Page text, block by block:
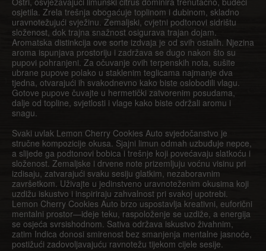
osjetila. Zrela trešnja obogaćuje toplinom i dubinom, skladno
uravnotežujući svježinu. Zemaljski, cvjetni podtonovi sidrištu
složenost, dok trajna snažnost osigurava trajan dojam.
Aromatska distinkcija ove sorte izdvaja je od svih ostalih. Njezina
aroma ispunjava prostoriju i zadržava se dugo nakon što su
pupovi pohranjeni. Za očuvanje ovih terpenskih nota, sušite
ubrane pupove polako u staklenim teglicama najmanje dva
tjedna, otvarajući ih svakodnevno kako biste oslobodili vlagu.
Gotove pupove čuvajte u hermetički zatvorenim posudama,
dalje od topline, svjetlosti i vlage kako biste održali aromu i
snagu.
Svaki uvlak Lemon Cherry Cookies Auto svjedočanstvo je
stručne kompozicije okusa. Sjajni limun odmah uzbuđuje nepce,
a slijede ga podtonovi bobica i trešnje koji povećavaju slatkoću i
složenost. Zemaljske i drvene note prizemljuju voćnu visinu pri
izdisaju, zatvarajući svaku sesiju glatkim, nezaboravnim
završetkom. Uživajte u jedinstveno uravnoteženim okusima koji
uzdižu iskustvo i inspiriraju zahvalnost pri svakoj upotrebi.
Lemon Cherry Cookies Auto brzo uspostavlja kreativni, euforični
mentalni prostor—ideje teku, raspoloženje se uzdiže, a energija
se osjeća svrsishodnom. Sativa održava iskustvo živahnim,
zatim Indica donosi smirenost bez smanjenja mentalne jasnoće,
postižući zadovoljavajuću ravnotežu tijekom cijele sesije.